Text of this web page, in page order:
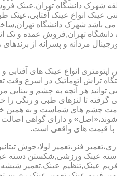
شهرک دانشگاه تهران,عینک
عینک انواع عینک
می باشد شهرک دانشگاه
تهران,فروش عمده و تک
مردانه و پسرانه از
اپتومتری انواع عینک های
دستگاه تراش اتوماتیک در اسرع
هر آنچه به چشم و بینایی
تا لنزهای طبی و رنگی را
چشم های شماست و به همین
و دارای گواهی اصالت
قیمت های واقعی است.
فنر،تعمیر لولا،جوش
عینک ورزشی,شکستن دسته
عینک,تنظیم عینک,تعمیر